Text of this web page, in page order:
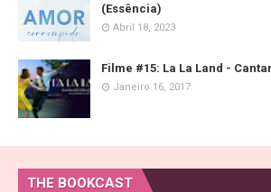
(Essência)
Abril 18, 2023
Filme #15: La La Land -
Janeiro 16, 2017
THE BOOKCAST